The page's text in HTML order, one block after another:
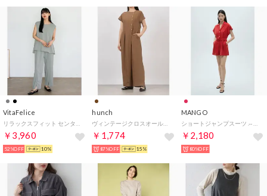
VitaFelice
￥3,960
52%OFF 10%
hunch
￥1,774
87%OFF 15%
MANGO
￥2,180
80%OFF